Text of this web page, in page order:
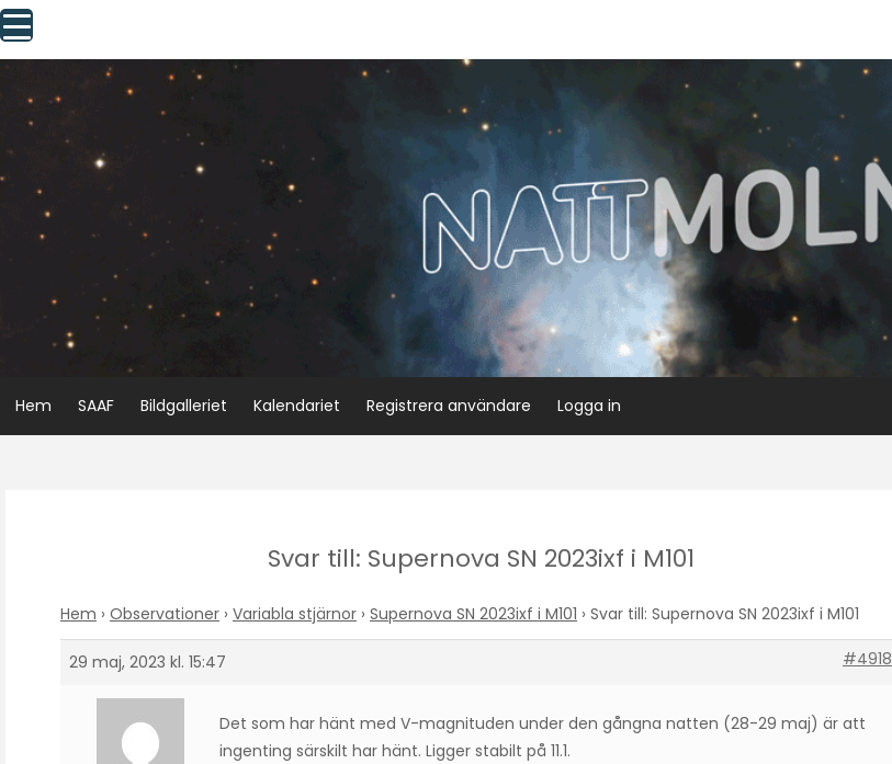
Skip
to
content
Hem SAAF Bildgalleriet Kalendariet Registrera användare Logga in
Svar till: Supernova SN 2023ixf i M101
Hem › Observationer › Variabla stjärnor › Supernova SN 2023ixf i M101 › Svar till: Supernova SN 2023ixf i M101
29 maj, 2023 kl. 15:47 #4918
Det som har hänt med V-magnituden under den gångna natten (28-29 maj) är att
ingenting särskilt har hänt. Ligger stabilt på 11.1.